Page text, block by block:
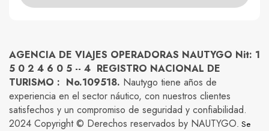
AGENCIA DE VIAJES OPERADORAS NAUTYGO Nit: 1
5 0 2 4 6 0 5 -- 4 REGISTRO NACIONAL DE
TURISMO : No.109518. Nautygo tiene años de
experiencia en el sector náutico, con nuestros clientes
satisfechos y un compromiso de seguridad y confiabilidad.
2024 Copyright © Derechos reservados by NAUTYGO. Se